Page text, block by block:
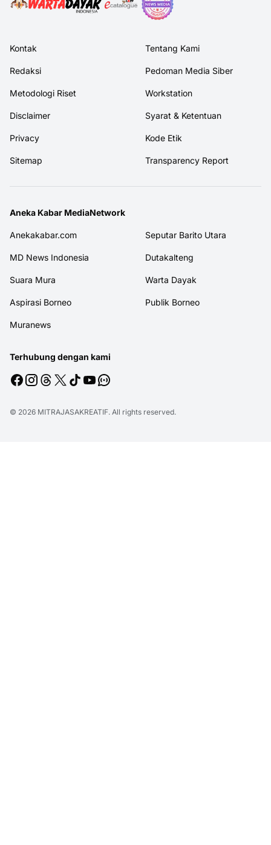
Kontak Tentang Kami
Redaksi Pedoman Media Siber
Metodologi Riset Workstation
Disclaimer Syarat & Ketentuan
Privacy Kode Etik
Sitemap Transparency Report
Aneka Kabar MediaNetwork
Anekakabar.com Seputar Barito Utara
MD News Indonesia Dutakalteng
Suara Mura Warta Dayak
Aspirasi Borneo Publik Borneo
Muranews
Terhubung dengan kami
© 2026 MITRAJASAKREATIF. All rights reserved.